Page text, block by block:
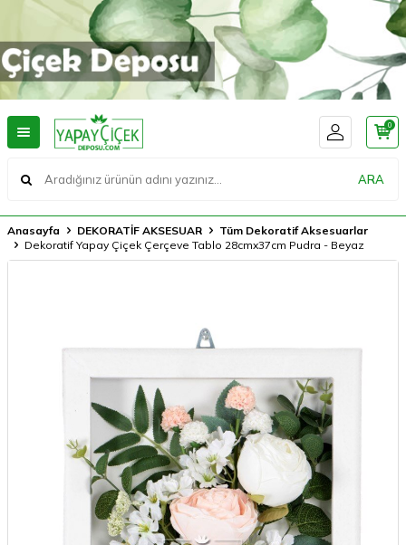
ARA
0
Anasayfa DEKORATİF AKSESUAR
Tüm Dekoratif Aksesuarlar
Dekoratif Yapay Çiçek Çerçeve Tablo 28cmx37cm Pudra - Beyaz